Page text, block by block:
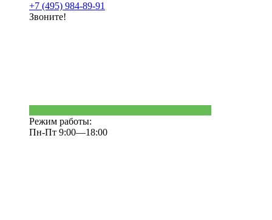
+7 (495) 984-89-91
Звоните!
Режим работы:
Пн-Пт 9:00—18:00